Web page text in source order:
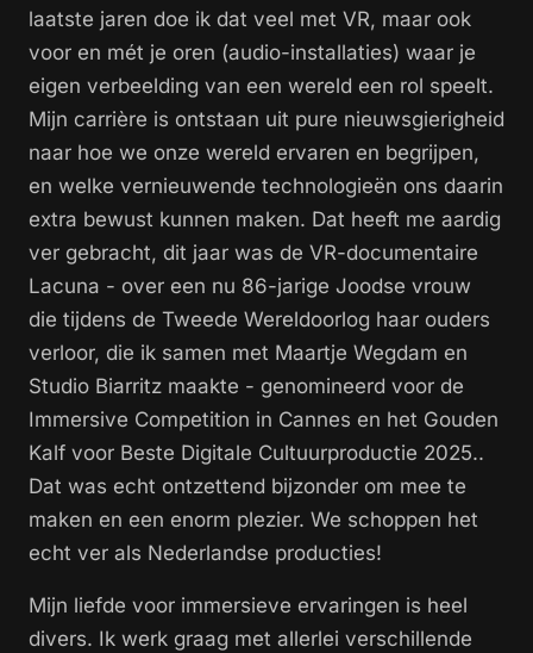
laatste jaren doe ik dat veel met VR, maar ook
voor en mét je oren (audio-installaties) waar je
eigen verbeelding van een wereld een rol speelt.
Mijn carrière is ontstaan uit pure nieuwsgierigheid
naar hoe we onze wereld ervaren en begrijpen,
en welke vernieuwende technologieën ons daarin
extra bewust kunnen maken. Dat heeft me aardig
ver gebracht, dit jaar was de VR-documentaire
Lacuna - over een nu 86-jarige Joodse vrouw
die tijdens de Tweede Wereldoorlog haar ouders
verloor, die ik samen met Maartje Wegdam en
Studio Biarritz maakte - genomineerd voor de
Immersive Competition in Cannes en het Gouden
Kalf voor Beste Digitale Cultuurproductie 2025..
Dat was echt ontzettend bijzonder om mee te
maken en een enorm plezier. We schoppen het
echt ver als Nederlandse producties!
Mijn liefde voor immersieve ervaringen is heel
divers. Ik werk graag met allerlei verschillende